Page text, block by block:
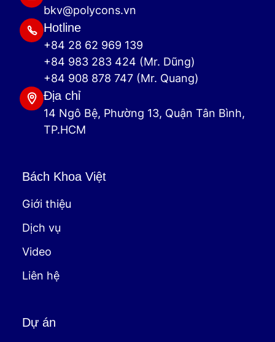
bkv@polycons.vn
Hotline
+84 28 62 969 139
+84 983 283 424 (Mr. Dũng)
+84 908 878 747 (Mr. Quang)
Địa chỉ
14 Ngô Bệ, Phường 13, Quận Tân Bình,
TP.HCM
Bách Khoa Việt
Giới thiệu
Dịch vụ
Video
Liên hệ
Dự án